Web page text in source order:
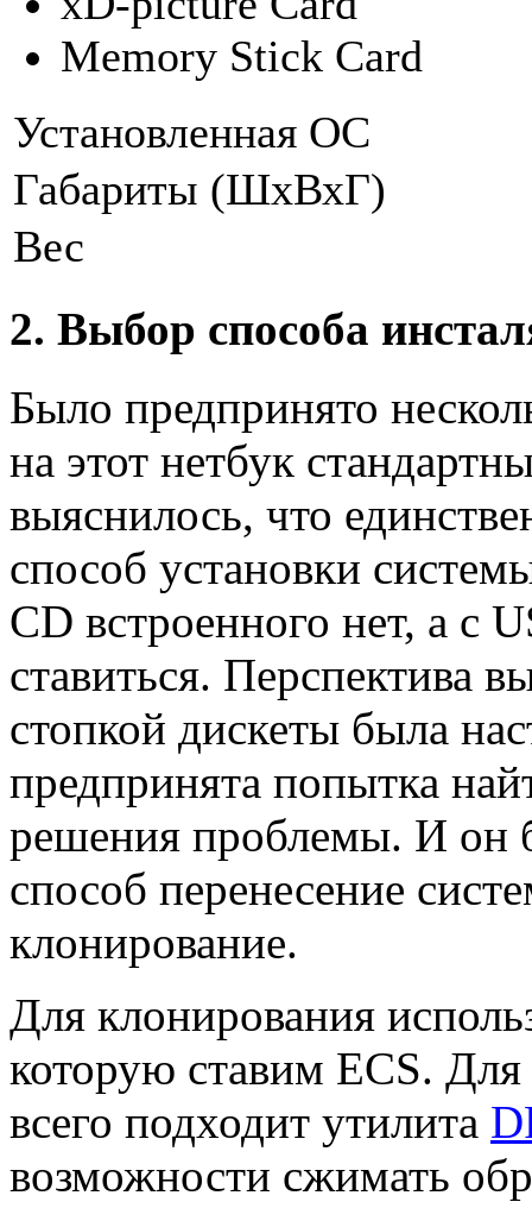
Memory Stick Card
Установленная ОС
Габариты (ШхВхГ)
Вес
2. Выбор способа
Было предпринято
на этот нетбук
выяснилось, что
способ установки
CD встроенного нет, а с
ставиться. Перспектива
стопкой дискеты была
предпринята попытка
решения проблемы. И он
способ перенесение
клонирование.
Для клонирования
которую ставим ECS.
всего подходит утилита
возможности сжимать